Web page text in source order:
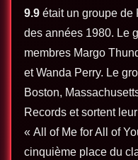
9.9 était un groupe de
des années 1980. Le
membres Margo
et Wanda Perry. Le
Boston,
Records et sortent
« All of Me for All of
cinquième place du